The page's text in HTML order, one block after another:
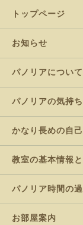
トップページ
お知らせ
パノリアについて
パノリアの気持ち
かなり長めの自
教室の基本情報
パノリア時間の
お部屋案内